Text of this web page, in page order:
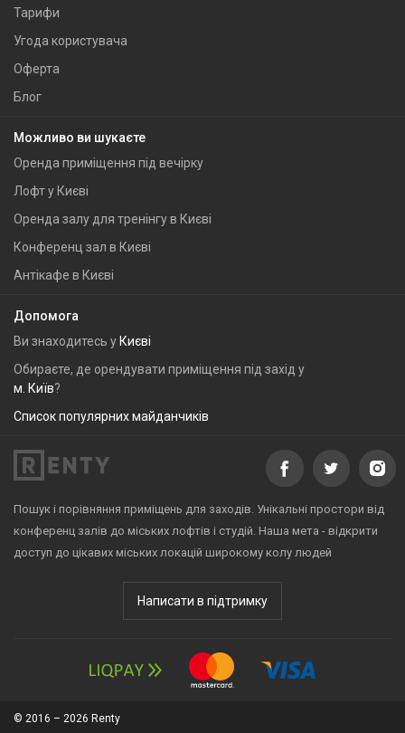
Тарифи
Угода користувача
Оферта
Блог
Можливо ви шукаєте
Оренда приміщення під вечірку
Лофт у Києві
Оренда залу для тренінгу в Києві
Конференц зал в Києві
Антікафе в Києві
Допомога
Ви знаходитесь у Києві
Обираєте, де орендувати приміщення під захід у
м. Київ?
Список популярних майданчиків
Пошук і порівняння приміщень для заходів. Унікальні простори від
конференц залів до міських лофтів і студій. Наша мета - відкрити
доступ до цікавих міських локацій широкому колу людей
Написати в підтримку
© 2016 – 2026 Renty